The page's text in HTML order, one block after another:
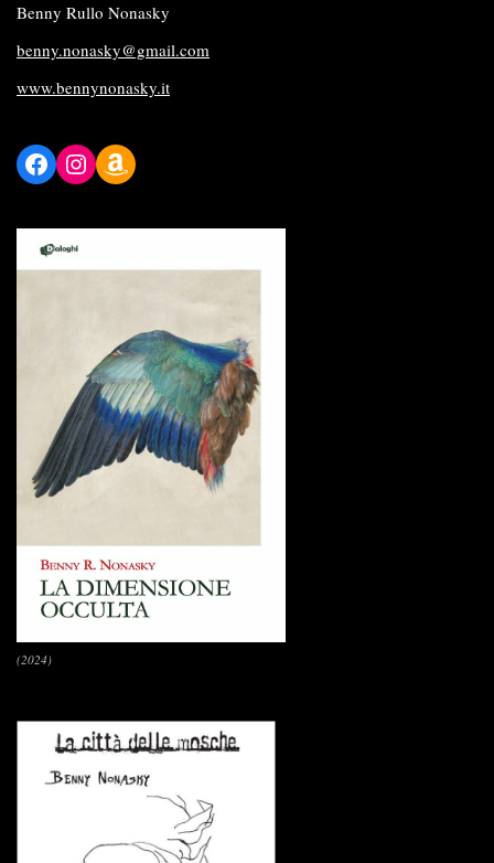
Benny Rullo Nonasky
benny.nonasky@gmail.com
www.bennynonasky.it
(2024)